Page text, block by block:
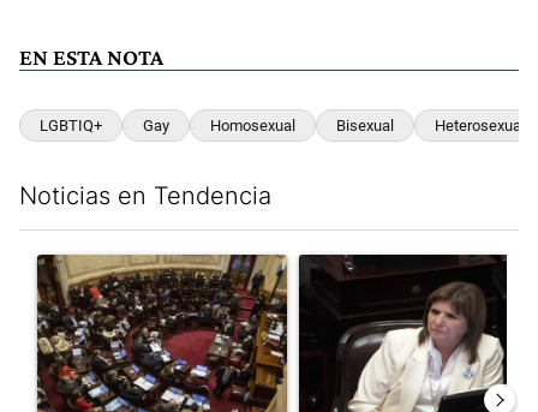
EN ESTA NOTA
LGBTIQ+ Gay Homosexual Bisexual Heterosexual
Noticias en Tendencia
Un artículo de tendencia con el título "El Senado dio media
Un artículo de tendencia